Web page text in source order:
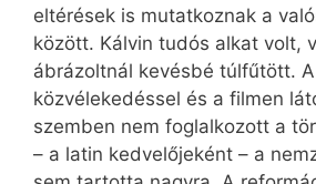
eltérések is mutatkoznak a
között. Kálvin tudós alkat volt,
ábrázoltnál kevésbé túlfűtött. A
közvélekedéssel és a filmen
szemben nem foglalkozott a
– a latin kedvelőjeként – a